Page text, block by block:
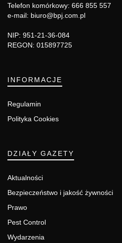
Telefon komórkowy: 666 855 557
e-mail: biuro@bpj.com.pl
NIP: 951-21-36-084
REGON: 015897725
INFORMACJE
Regulamin
Polityka Cookies
DZIAŁY GAZETY
Aktualności
Bezpieczeństwo i jakość żywności
Prawo
Pest Control
Wydarzenia